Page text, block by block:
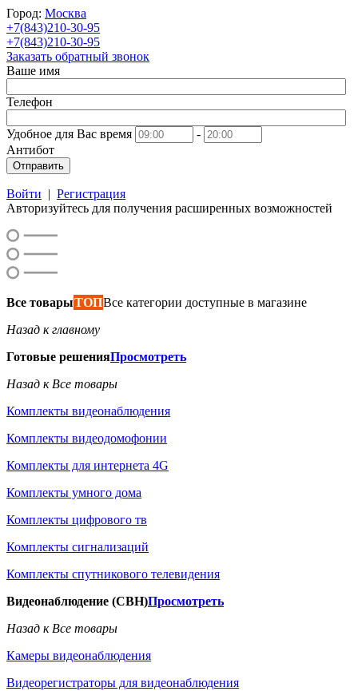
Город: Москва
+7(843)210-30-95
+7(843)210-30-95
Заказать обратный звонок
Ваше имя
Телефон
Удобное для Вас время
-
Антибот
Отправить
Войти | Регистрация
Авторизуйтесь для получения расширенных возможностей
Все товарыТОПВсе категории доступные в магазине
Назад к главному
Готовые решенияПросмотреть
Назад к Все товары
Комплекты видеонаблюдения
Комплекты видеодомофонии
Комплекты для интернета 4G
Комплекты умного дома
Комплекты цифрового тв
Комплекты сигнализаций
Комплекты спутникового телевидения
Видеонаблюдение (СВН)Просмотреть
Назад к Все товары
Камеры видеонаблюдения
Видеорегистраторы для видеонаблюдения